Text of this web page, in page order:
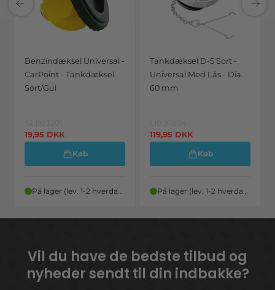
Benzindæksel Universal -
CarPoint - Tankdæksel
Sort/Gul
19,95 DKK
Køb
Tankdæksel D-5 Sort -
Universal Med Lås - Dia.
60 mm
119,95 DKK
Køb
Vil du have de bedste tilbud og
nyheder sendt til din indbakke?